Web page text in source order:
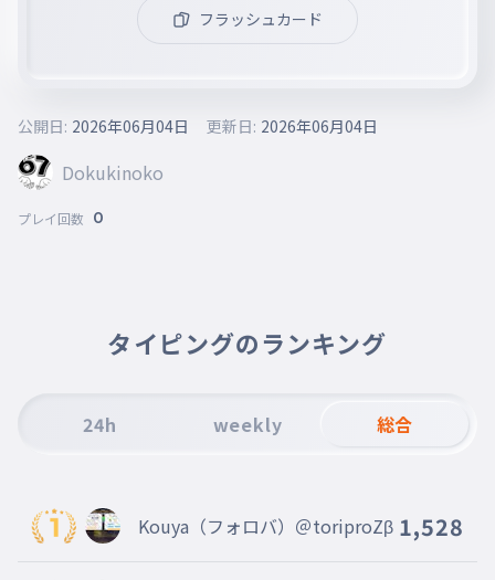
フラッシュカード
Dokukinoko
公開日: 2026年06月04日 更新日: 2026年06月04日
プレイ回数 0
タイピングのランキング
24h weekly 総合
Kouya（フォロバ）＠toriproZβ 1,528